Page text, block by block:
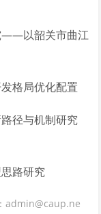
——以韶关市曲江
格局优化配置
径与机制研究
路研究
admin@caup.ne